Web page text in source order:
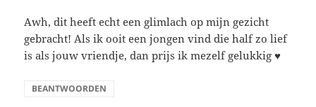
Awh, dit heeft echt een glimlach op mijn gezicht
gebracht! Als ik ooit een jongen vind die half zo lief
is als jouw vriendje, dan prijs ik mezelf gelukkig ♥
BEANTWOORDEN